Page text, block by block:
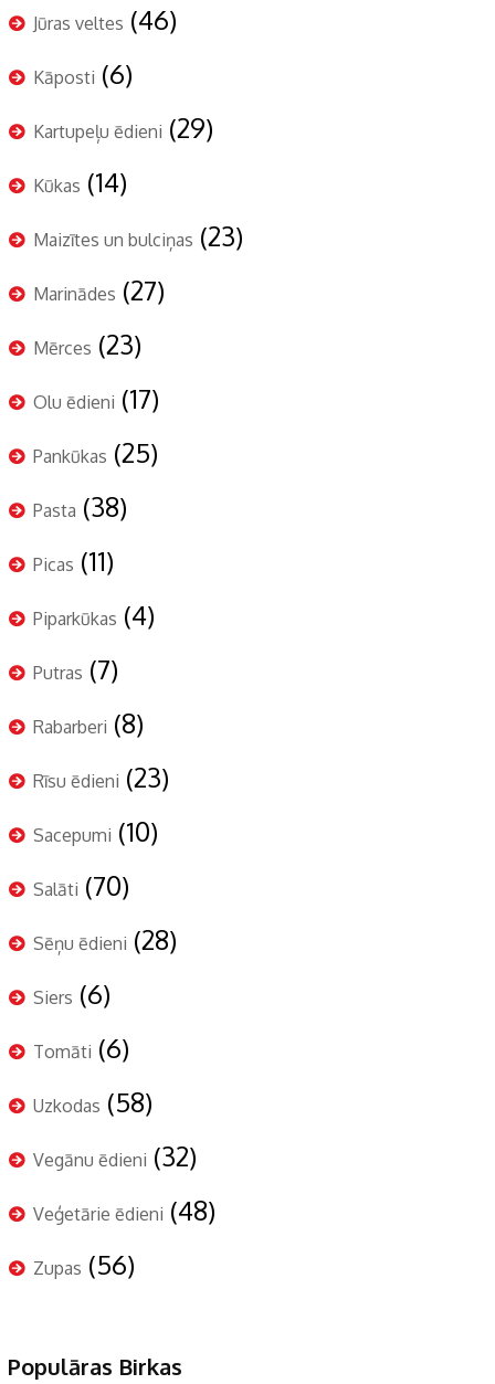
Jūras veltes (46)
Kāposti (6)
Kartupeļu ēdieni (29)
Kūkas (14)
Maizītes un bulciņas (23)
Marinādes (27)
Mērces (23)
Olu ēdieni (17)
Pankūkas (25)
Pasta (38)
Picas (11)
Piparkūkas (4)
Putras (7)
Rabarberi (8)
Rīsu ēdieni (23)
Sacepumi (10)
Salāti (70)
Sēņu ēdieni (28)
Siers (6)
Tomāti (6)
Uzkodas (58)
Vegānu ēdieni (32)
Veģetārie ēdieni (48)
Zupas (56)
Populāras Birkas